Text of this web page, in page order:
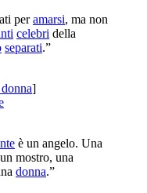
peramarsi, ma non
celebri della
separati.”
]
è un angelo. Una
mostro, una
donna.”